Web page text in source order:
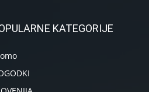
KATEGORIJE